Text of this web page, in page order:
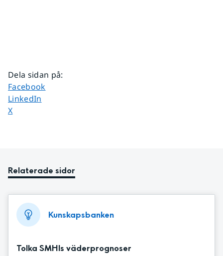
Dela sidan på:
Dela sidan på
Facebook
Dela sidan på
LinkedIn
Dela sidan på
X
Relaterade sidor
Kunskapsbanken
Tolka SMHIs väderprognoser